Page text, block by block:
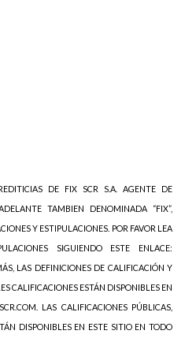
DE FIX SCR S.A. AGENTE DE
TAMBIEN DENOMINADA “FIX”,
Y ESTIPULACIONES. POR FAVOR LEA
SIGUIENDO ESTE ENLACE:
LAS DEFINICIONES DE CALIFICACIÓN Y
CALIFICACIONES ESTÁN DISPONIBLES EN
LAS CALIFICACIONES PÚBLICAS,
DISPONIBLES EN ESTE SITIO EN TODO